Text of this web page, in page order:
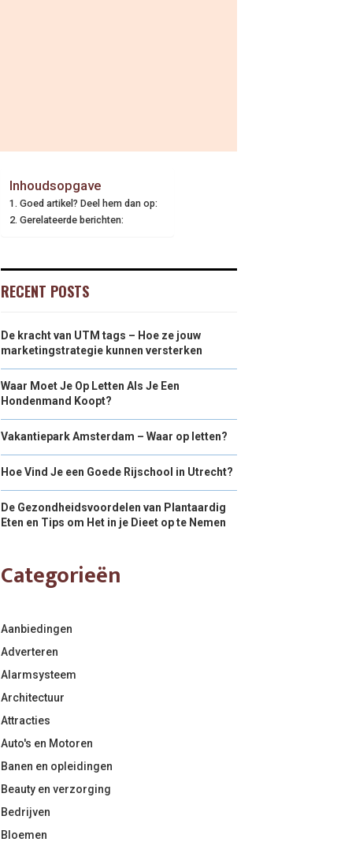
Inhoudsopgave
Goed artikel? Deel hem dan op:
Gerelateerde berichten:
RECENT POSTS
De kracht van UTM tags – Hoe ze jouw
marketingstrategie kunnen versterken
Waar Moet Je Op Letten Als Je Een
Hondenmand Koopt?
Vakantiepark Amsterdam – Waar op letten?
Hoe Vind Je een Goede Rijschool in Utrecht?
De Gezondheidsvoordelen van Plantaardig
Eten en Tips om Het in je Dieet op te Nemen
Categorieën
Aanbiedingen
Adverteren
Alarmsysteem
Architectuur
Attracties
Auto's en Motoren
Banen en opleidingen
Beauty en verzorging
Bedrijven
Bloemen